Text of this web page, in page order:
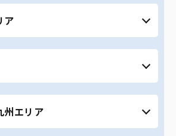
、旭川市など） ｜ 青森県 ｜ 秋
仙台市） ｜ 福島県 ｜ 富山県
県 ｜ 長野県 ｜ 山梨県 ｜ 新潟
ア
奈川県 ｜ 埼玉県 ｜ 千葉県 ｜
｜ 群馬県 ｜ 愛知県全域（名古
岡崎市、豊橋市など） ｜ 静岡県
焼津市、静岡市など） ｜ 岐阜県
垣市、関市など）
都府 ｜ 滋賀県 ｜ 奈良県 ｜ 和
（神戸市、姫路市など） ｜ 三
市市、津市、鈴鹿市、伊勢な
州エリア